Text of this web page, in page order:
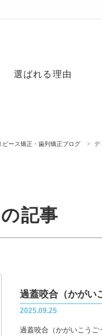
選ばれる理由
ピース矯正・歯列矯正ブログ デ
記事
2025.09.25
過蓋咬合（かがいこう